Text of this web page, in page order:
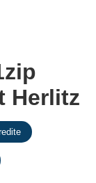
Herlitz